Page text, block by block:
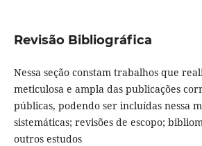
Revisão Bibliográfica
Nessa seção constam trabalhos que
meticulosa e ampla das publicações
públicas, podendo ser incluídas nessa
sistemáticas; revisões de escopo;
outros estudos